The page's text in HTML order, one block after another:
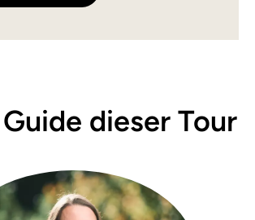
dieser Tour